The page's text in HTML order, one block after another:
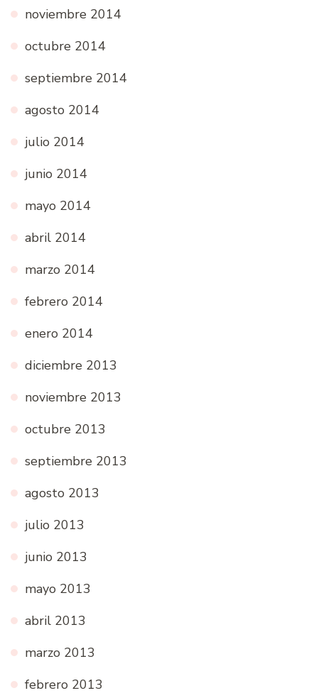
noviembre 2014
octubre 2014
septiembre 2014
agosto 2014
julio 2014
junio 2014
mayo 2014
abril 2014
marzo 2014
febrero 2014
enero 2014
diciembre 2013
noviembre 2013
octubre 2013
septiembre 2013
agosto 2013
julio 2013
junio 2013
mayo 2013
abril 2013
marzo 2013
febrero 2013